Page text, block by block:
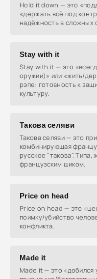
Hold it down — это
«держать всё под
надёжность в сложных
Stay with it
Stay with it — это
оружии)» или «жить/
рэпе: готовность к
культуру.
Такова селяви
Такова селяви — это
комбинирующая
русское "такова". Типа,
французским шиком.
Price on head
Price on head — это
поимку/убийство
конфликта.
Made it
Made it — это «добился